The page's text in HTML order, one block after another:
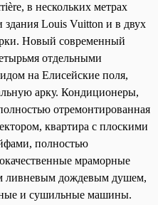
в нескольких метрах
здания Louis Vuitton и в двух
Новый современный
отдельными
на Елисейские поля,
арку. Кондиционеры,
отремонтированная
квартира с плоскими
полностью
мраморные
ливневым дождевым душем,
и сушильные машины.